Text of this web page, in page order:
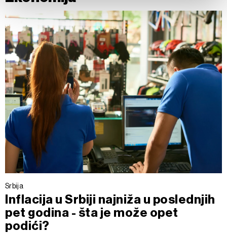
. Više o podacima koje obrađujemo kao i o
vašim pravima pročitajte u našojPolitici privatnosti, a o
kolačićima i drugim sličnim tehnologijama uPolitici
kolačića.
Kolačiće u bilo kojem trenutku možete ponovno ažurirati
klikom na „Prikaži detalje“. Pristanak možete u bilo kojem
trenutku opozvati bez negativnih posledica.
Srbija
Inflacija u Srbiji najniža u poslednjih
pet godina - šta je može opet
podići?